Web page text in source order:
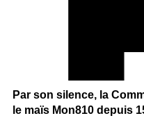
Par son silence, la
le maïs Mon810 depuis